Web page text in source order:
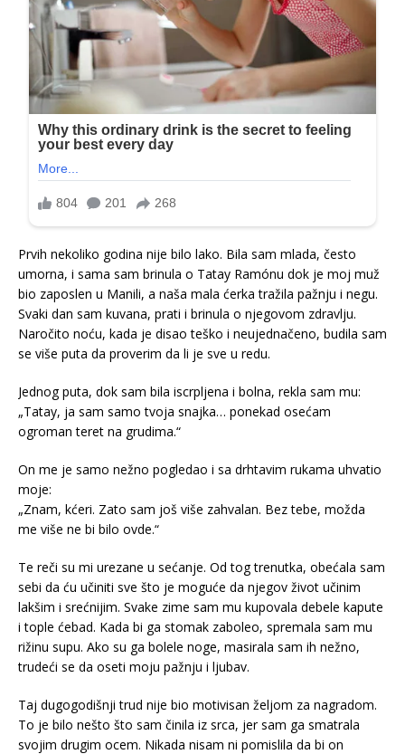
Prvih nekoliko godina nije bilo lako. Bila sam mlada, često
umorna, i sama sam brinula o Tatay Ramónu dok je moj muž
bio zaposlen u Manili, a naša mala ćerka tražila pažnju i negu.
Svaki dan sam kuvana, prati i brinula o njegovom zdravlju.
Naročito noću, kada je disao teško i neujednačeno, budila sam
se više puta da proverim da li je sve u redu.
Jednog puta, dok sam bila iscrpljena i bolna, rekla sam mu:
„Tatay, ja sam samo tvoja snajka… ponekad osećam
ogroman teret na grudima.“
On me je samo nežno pogledao i sa drhtavim rukama uhvatio
moje:
„Znam, kćeri. Zato sam još više zahvalan. Bez tebe, možda
me više ne bi bilo ovde.“
Te reči su mi urezane u sećanje. Od tog trenutka, obećala sam
sebi da ću učiniti sve što je moguće da njegov život učinim
lakšim i srećnijim. Svake zime sam mu kupovala debele kapute
i tople ćebad. Kada bi ga stomak zaboleo, spremala sam mu
rižinu supu. Ako su ga bolele noge, masirala sam ih nežno,
trudeći se da oseti moju pažnju i ljubav.
Taj dugogodišnji trud nije bio motivisan željom za nagradom.
To je bilo nešto što sam činila iz srca, jer sam ga smatrala
svojim drugim ocem. Nikada nisam ni pomislila da bi on